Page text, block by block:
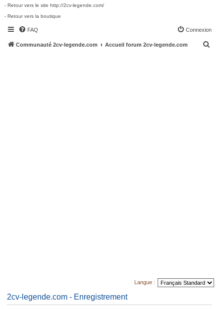
- Retour vers le site http://2cv-legende.com/
- Retour vers la boutique
FAQ Connexion
Communauté 2cv-legende.com Accueil forum 2cv-legende.com
Langue :
2cv-legende.com - Enregistrement